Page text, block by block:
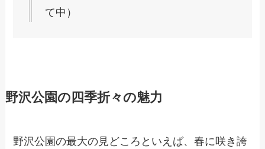
て中）
野沢公園の四季折々の魅力
野沢公園の最大の見どころといえば、春に咲き誇